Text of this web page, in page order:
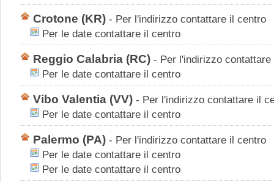
Crotone (KR) - Per l'indirizzo contattare il centro
Per le date contattare il centro
Reggio Calabria (RC) - Per l'indirizzo
Per le date contattare il centro
Vibo Valentia (VV) - Per l'indirizzo contattare il
Per le date contattare il centro
Palermo (PA) - Per l'indirizzo contattare il centro
Per le date contattare il centro
Per le date contattare il centro